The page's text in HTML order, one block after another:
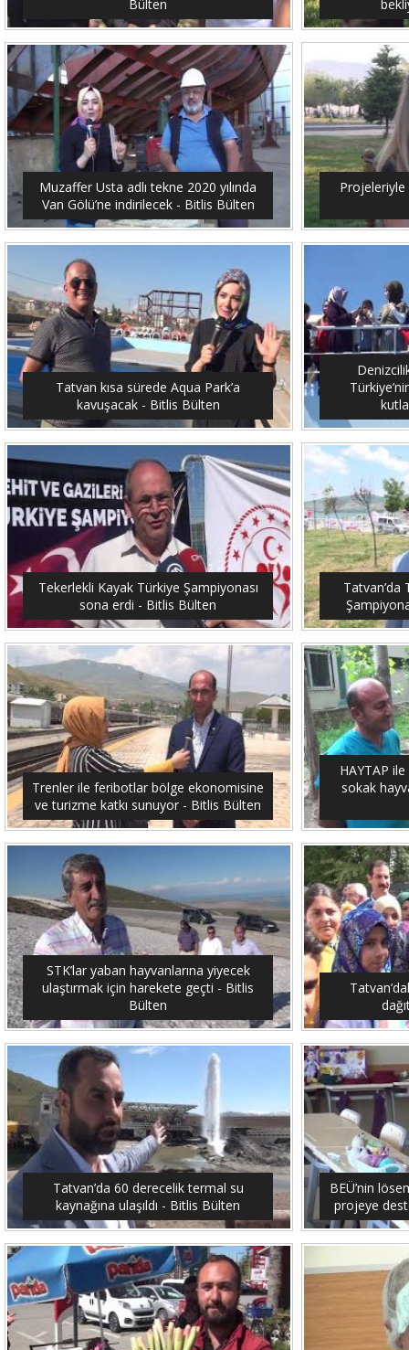
Bülten
Muzaffer Usta adlı tekne 2020 yılında
Van Gölü’ne indirilecek - Bitlis Bülten
Projeleriyle
Tatvan kısa sürede Aqua Park’a
kavuşacak - Bitlis Bülten
Tekerlekli Kayak Türkiye Şampiyonası
sona erdi - Bitlis Bülten
Tatvan’da
Trenler ile feribotlar bölge ekonomisine
ve turizme katkı sunuyor - Bitlis Bülten
HAYTAP
sokak
STK’lar yaban hayvanlarına yiyecek
ulaştırmak için harekete geçti - Bitlis
Bülten
Tatvan’da 60 derecelik termal su
kaynağına ulaşıldı - Bitlis Bülten
BEÜ’nin
projeye